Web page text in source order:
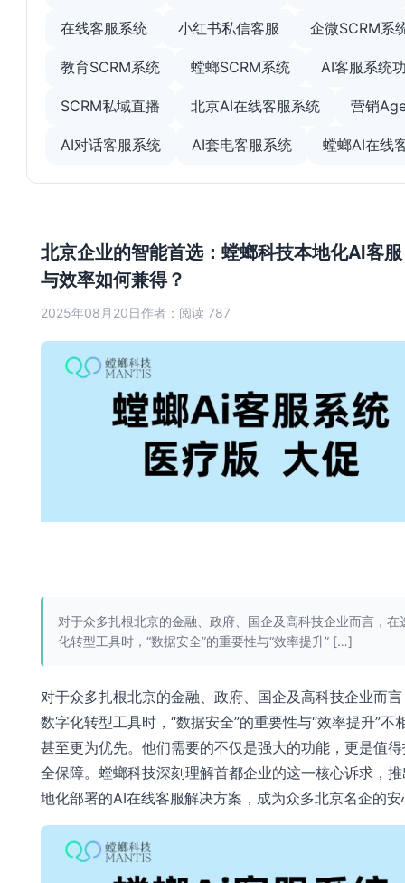
北京企业的智能首选：螳螂科技本地化AI客
与效率如何兼得？
2025年08月20日作者： 阅读 787
对于众多扎根北京的金融、政府、国企及高科技企业而言，在
化转型工具时，“数据安全”的重要性与“效率提升” […]
对于众多扎根北京的金融、政府、国企及高科技企业而
数字化转型工具时，“数据安全”的重要性与“效率提升”不
甚至更为优先。他们需要的不仅是强大的功能，更是值
全保障。螳螂科技深刻理解首都企业的这一核心诉求，
地化部署的AI在线客服解决方案，成为众多北京名企的
在线客服系统 小红书私信客服 企微SCRM系
教育SCRM系统 螳螂SCRM系统 AI客服系统
SCRM私域直播 北京AI在线客服系统 营销
AI对话客服系统 AI套电客服系统 螳螂AI在线